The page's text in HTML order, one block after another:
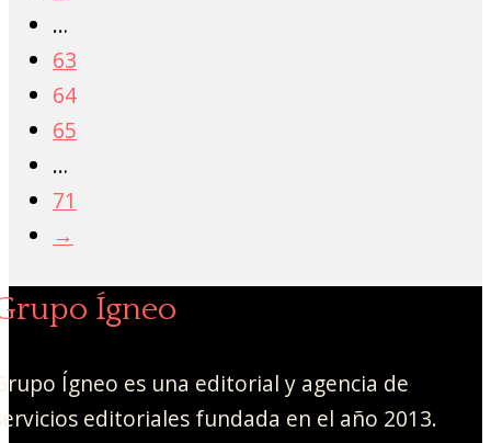
…
63
64
65
…
71
→
Ígneo
Ígneo es una editorial y agencia de
editoriales fundada en el año 2013.